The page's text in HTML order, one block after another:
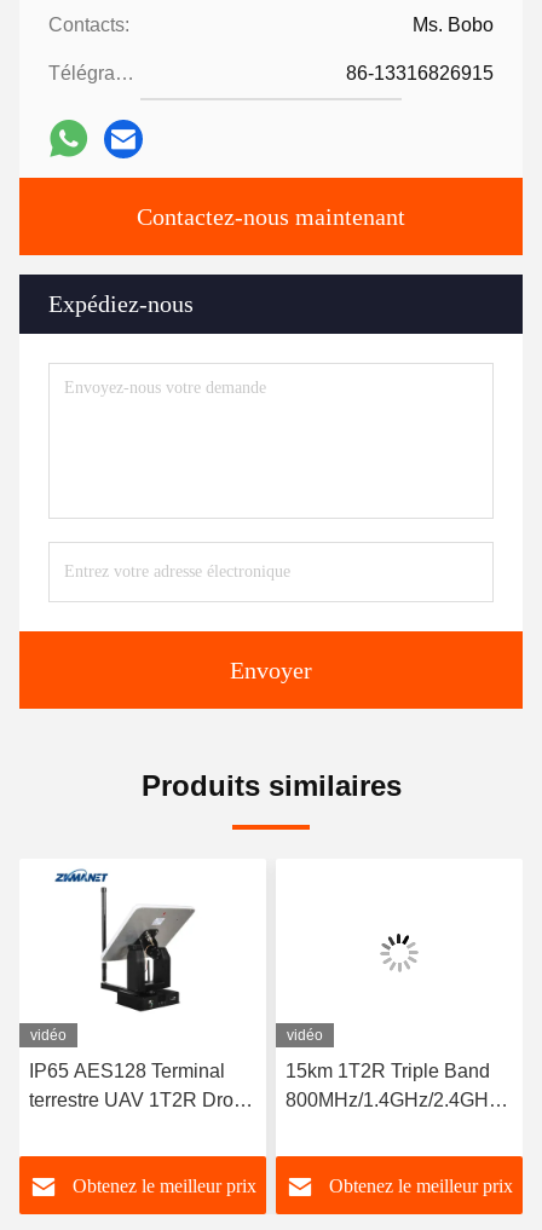
Contacts: Ms. Bobo
Télégramme: 86-13316826915
Contactez-nous maintenant
Expédiez-nous
Envoyer
Produits similaires
vidéo
IP65 AES128 Terminal
terrestre UAV 1T2R Drone
Antenne de suivi GPS
Obtenez le meilleur prix
vidéo
15km 1T2R Triple Band
800MHz/1.4GHz/2.4GHz
de données Radio
communication
Obtenez le meilleur prix